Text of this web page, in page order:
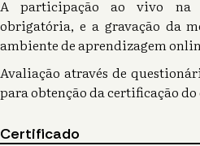
A participação ao vivo na
obrigatória, e a gravação da
ambiente de aprendizagem
Avaliação através de
para obtenção da certificação do
Certificado